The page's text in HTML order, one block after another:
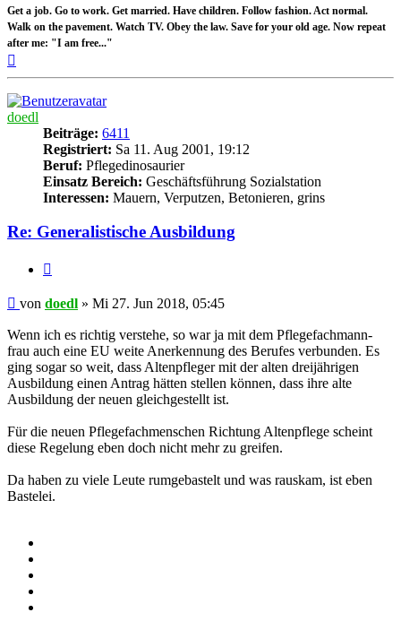
Get a job. Go to work. Get married. Have children. Follow fashion. Act normal.
Walk on the pavement. Watch TV. Obey the law. Save for your old age. Now repeat
after me: "I am free..."
doedl
Beiträge: 6411
Registriert: Sa 11. Aug 2001, 19:12
Beruf: Pflegedinosaurier
Einsatz Bereich: Geschäftsführung Sozialstation
Interessen: Mauern, Verputzen, Betonieren, grins
Re: Generalistische Ausbildung
Beitrag
von doedl » Mi 27. Jun 2018, 05:45
Wenn ich es richtig verstehe, so war ja mit dem Pflegefachmann-
frau auch eine EU weite Anerkennung des Berufes verbunden. Es
ging sogar so weit, dass Altenpfleger mit der alten dreijährigen
Ausbildung einen Antrag hätten stellen können, dass ihre alte
Ausbildung der neuen gleichgestellt ist.
Für die neuen Pflegefachmenschen Richtung Altenpflege scheint
diese Regelung eben doch nicht mehr zu greifen.
Da haben zu viele Leute rumgebastelt und was rauskam, ist eben
Bastelei.